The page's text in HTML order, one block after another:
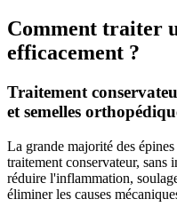
Comment traiter
efficacement ?
Traitement
et semelles
La grande majorité des
traitement conservateur,
réduire l'inflammation,
éliminer les causes